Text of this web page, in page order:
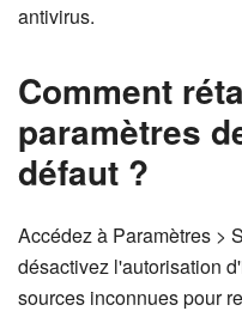
antivirus.
Comment
paramètres
défaut ?
Accédez à Paramètres >
désactivez l'autorisation
sources inconnues pour